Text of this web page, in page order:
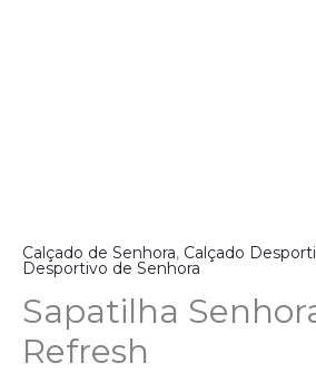
Calçado de Senhora, Calçado
Desportivo de Senhora
Sapatilha
Refresh